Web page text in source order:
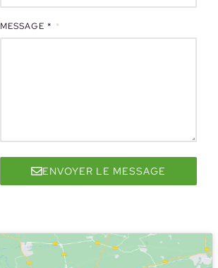
MESSAGE *
ENVOYER LE MESSAGE